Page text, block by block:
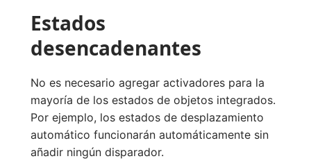
Estados
desencadenantes
No es necesario agregar activadores para la
mayoría de los estados de objetos integrados.
Por ejemplo, los estados de desplazamiento
automático funcionarán automáticamente sin
añadir ningún disparador.